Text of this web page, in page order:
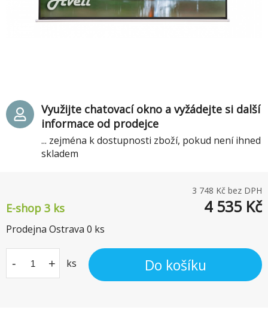
3 748 Kč bez DPH
E-shop 3 ks 4 535 Kč
Prodejna Ostrava 0 ks
- + ks Do košíku
Využijte chatovací okno a vyžádejte si další
informace od prodejce
... zejména k dostupnosti zboží, pokud není ihned
skladem